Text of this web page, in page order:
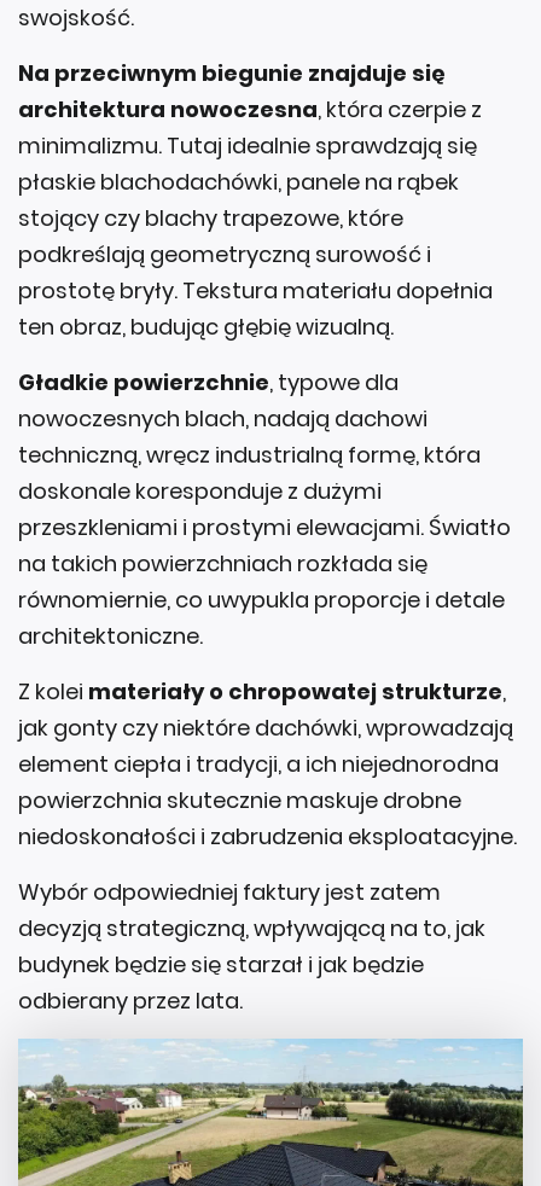
swojskość.
Na przeciwnym biegunie znajduje się
architektura nowoczesna, która czerpie z
minimalizmu. Tutaj idealnie sprawdzają się
płaskie blachodachówki, panele na rąbek
stojący czy blachy trapezowe, które
podkreślają geometryczną surowość i
prostotę bryły. Tekstura materiału dopełnia
ten obraz, budując głębię wizualną.
Gładkie powierzchnie, typowe dla
nowoczesnych blach, nadają dachowi
techniczną, wręcz industrialną formę, która
doskonale koresponduje z dużymi
przeszkleniami i prostymi elewacjami. Światło
na takich powierzchniach rozkłada się
równomiernie, co uwypukla proporcje i detale
architektoniczne.
Z kolei materiały o chropowatej strukturze,
jak gonty czy niektóre dachówki, wprowadzają
element ciepła i tradycji, a ich niejednorodna
powierzchnia skutecznie maskuje drobne
niedoskonałości i zabrudzenia eksploatacyjne.
Wybór odpowiedniej faktury jest zatem
decyzją strategiczną, wpływającą na to, jak
budynek będzie się starzał i jak będzie
odbierany przez lata.